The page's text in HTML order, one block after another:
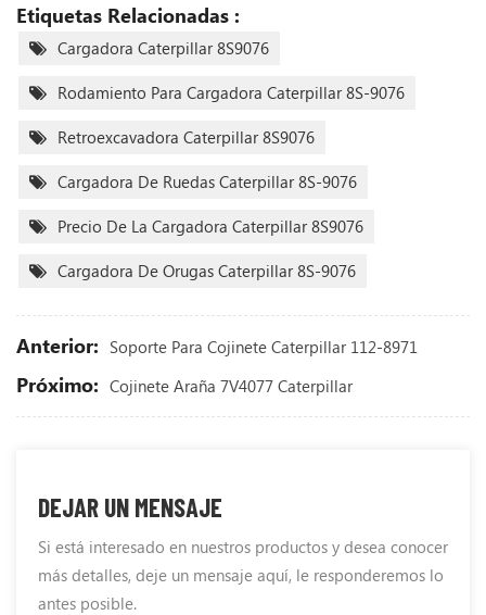
Etiquetas Relacionadas :
Cargadora Caterpillar 8S9076
Rodamiento Para Cargadora Caterpillar 8S-9076
Retroexcavadora Caterpillar 8S9076
Cargadora De Ruedas Caterpillar 8S-9076
Precio De La Cargadora Caterpillar 8S9076
Cargadora De Orugas Caterpillar 8S-9076
Anterior: Soporte Para Cojinete Caterpillar 112-8971
Próximo: Cojinete Araña 7V4077 Caterpillar
DEJAR UN MENSAJE
Si está interesado en nuestros productos y desea conocer
más detalles, deje un mensaje aquí, le responderemos lo
antes posible.